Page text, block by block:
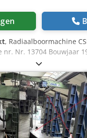
, Radiaalboormachine
nr. Nr. 13704 Bouwjaar
Ø 75 mm
Reagof
1500 mm Grootste
de kolom) Kleinste
de kolom) Afstand
mm
1800 x
mm Pinol slag 380 mm